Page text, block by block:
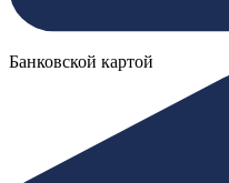
Банковской картой